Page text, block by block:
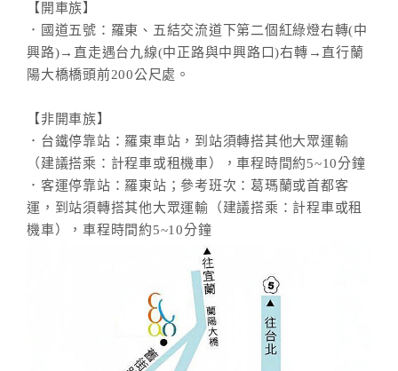
【開車族】
．國道五號：羅東、五結交流道下第二個紅綠燈右轉(中
興路)→直走遇台九線(中正路與中興路口)右轉→直行蘭
陽大橋橋頭前200公尺處。
【非開車族】
．台鐵停靠站：羅東車站，到站須轉搭其他大眾運輸
（建議搭乘：計程車或租機車），車程時間約5~10分鐘
．客運停靠站：羅東站；參考班次：葛瑪蘭或首都客
運，到站須轉搭其他大眾運輸（建議搭乘：計程車或租
機車），車程時間約5~10分鐘